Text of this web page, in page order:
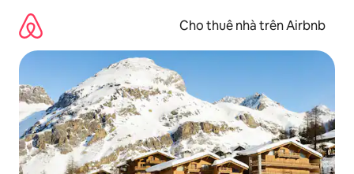
dung
Cho thuê nhà trên Airbnb